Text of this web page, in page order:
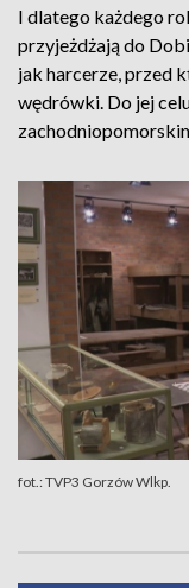
I dlatego każdego
przyjeżdżają do
jak harcerze, przed
wędrówki. Do jej
fot.: TVP3 Gorzów Wlkp.